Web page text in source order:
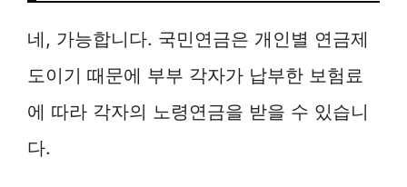
네, 가능합니다. 국민연금은 개인별 연금제
도이기 때문에 부부 각자가 납부한 보험료
에 따라 각자의 노령연금을 받을 수 있습니
다.